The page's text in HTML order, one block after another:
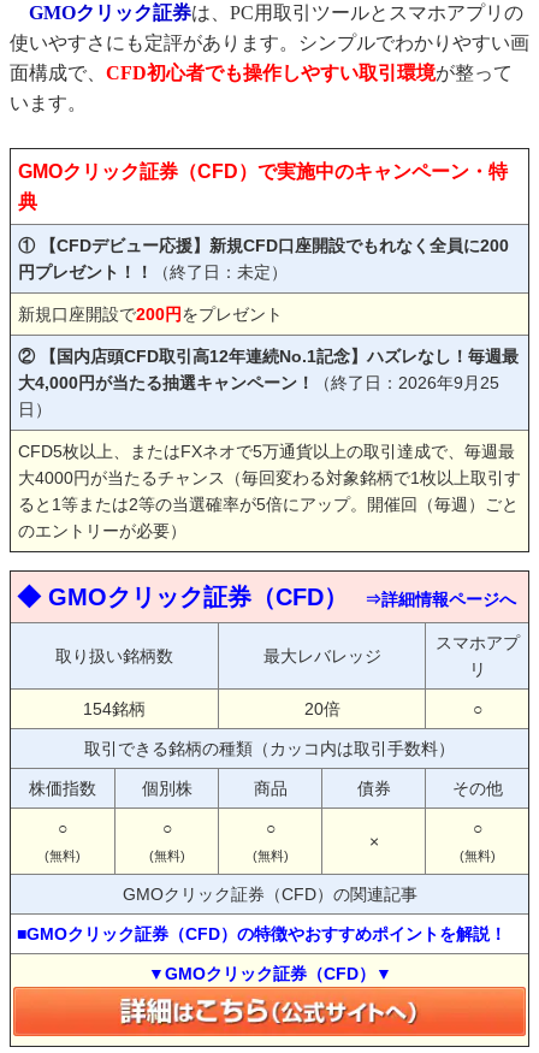
GMOクリック証券は、PC用取引ツールとスマホアプリの
使いやすさにも定評があります。シンプルでわかりやすい画
面構成で、 CFD初心者でも操作しやすい取引環境が整って
います。
GMOクリック証券（CFD）で実施中のキャンペーン・特
典
① 【CFDデビュー応援】新規CFD口座開設でもれなく全員に200
円プレゼント！！
（終了日：未定）
新規口座開設で200円をプレゼント
② 【国内店頭CFD取引高12年連続No.1記念】ハズレなし！毎週最
大4,000円が当たる抽選キャンペーン！
（終了日：2026年9月25
日）
CFD5枚以上、またはFXネオで5万通貨以上の取引達成で、毎週最
大4000円が当たるチャンス（毎回変わる対象銘柄で1枚以上取引す
ると1等または2等の当選確率が5倍にアップ。開催回（毎週）ごと
のエントリーが必要）
◆ GMOクリック証券（CFD） ⇒詳細情報ページへ
取り扱い銘柄数 最大レバレッジ
スマホアプ
リ
154銘柄 20倍 ○
取引できる銘柄の種類（カッコ内は取引手数料）
株価指数 個別株 商品 債券 その他
○
(無料)
○
(無料)
○
(無料)
×
○
(無料)
GMOクリック証券（CFD）の関連記事
■GMOクリック証券（CFD）の特徴やおすすめポイントを解説！
▼GMOクリック証券（CFD）▼